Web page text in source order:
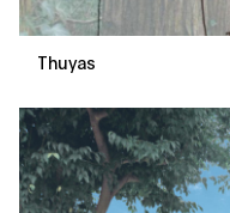
Thuyas